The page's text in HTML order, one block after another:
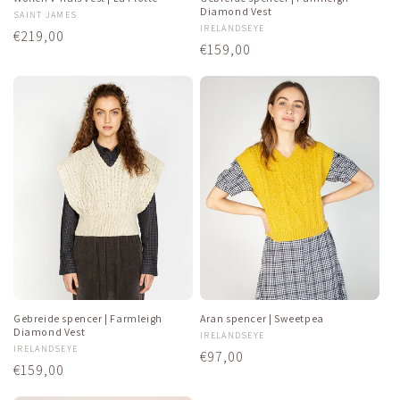
Verkoper:
SAINT JAMES
Normale
€219,00
Diamond Vest
Verkoper:
IRELANDSEYE
Normale
€159,00
Gebreide spencer | Farmleigh
Diamond Vest
Verkoper:
IRELANDSEYE
Normale
€159,00
Aran spencer | Sweetpea
Verkoper:
IRELANDSEYE
Normale
€97,00